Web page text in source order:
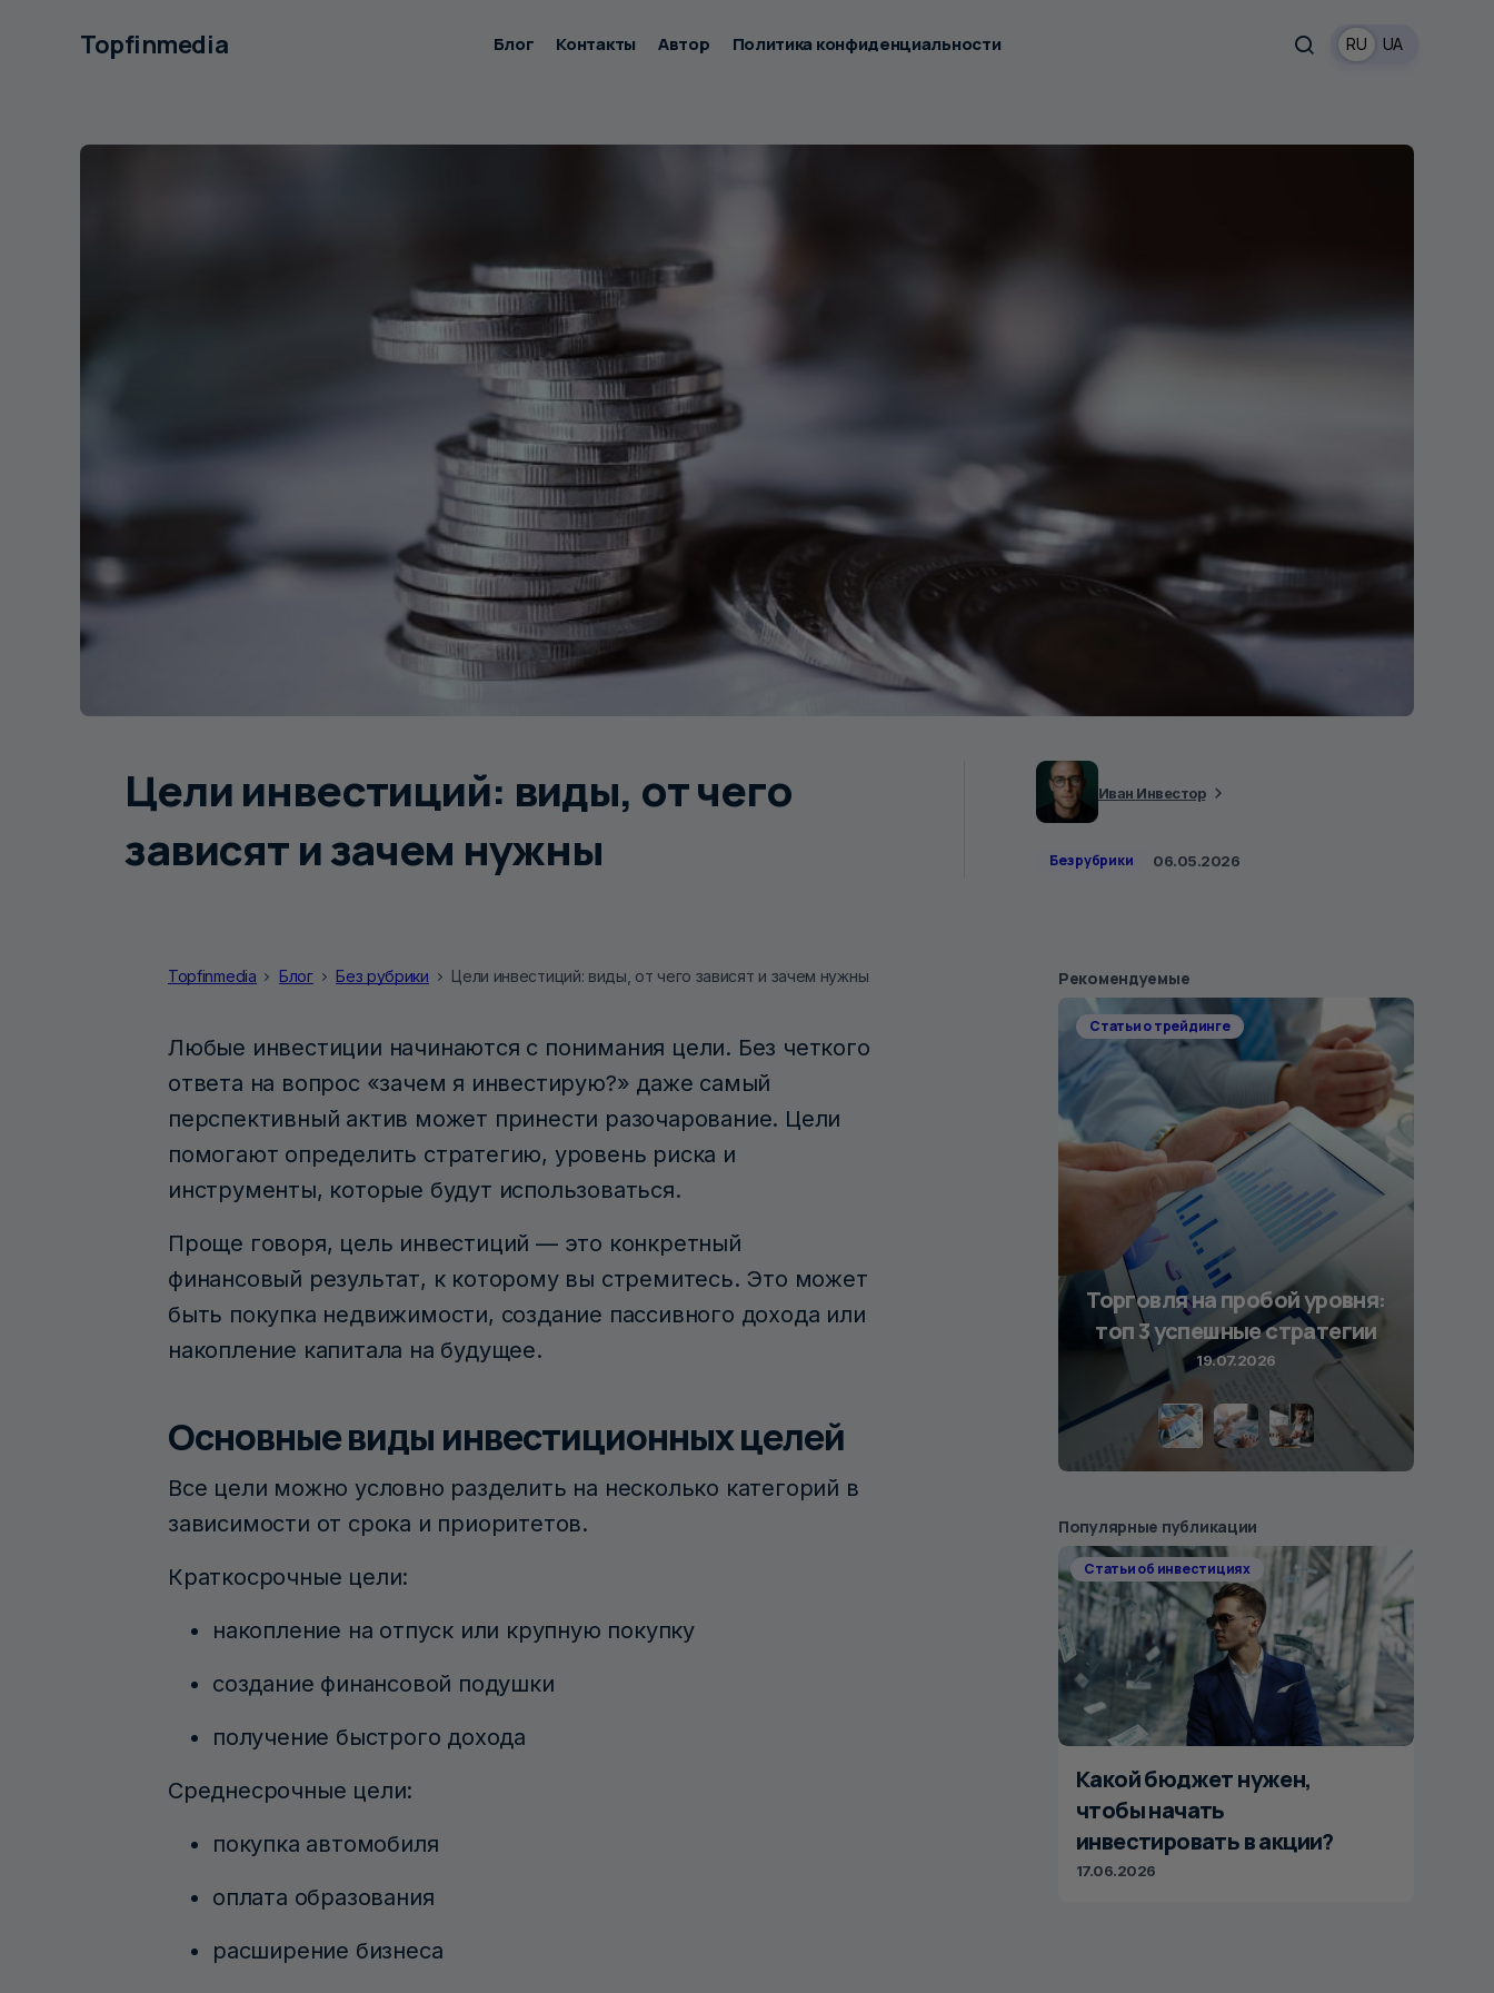
Topfinmedia Блог Контакты Автор Политика конфиденциальности RU UA
Цели инвестиций: виды, от чего
зависят и зачем нужны
Иван Инвестор
Без рубрики 06.05.2026
Topfinmedia Блог Без рубрики Цели инвестиций: виды, от чего зависят и зачем нужны
Любые инвестиции начинаются с понимания цели. Без четкого
ответа на вопрос «зачем я инвестирую?» даже самый
перспективный актив может принести разочарование. Цели
помогают определить стратегию, уровень риска и
инструменты, которые будут использоваться.
Проще говоря, цель инвестиций — это конкретный
финансовый результат, к которому вы стремитесь. Это может
быть покупка недвижимости, создание пассивного дохода или
накопление капитала на будущее.
Основные виды инвестиционных целей
Все цели можно условно разделить на несколько категорий в
зависимости от срока и приоритетов.
Краткосрочные цели:
накопление на отпуск или крупную покупку
создание финансовой подушки
получение быстрого дохода
Среднесрочные цели:
покупка автомобиля
оплата образования
расширение бизнеса
Рекомендуемые
Статьи о трейдинге
Торговля на пробой уровня:
топ 3 успешные стратегии
19.07.2026
Популярные публикации
Статьи об инвестициях
Какой бюджет нужен,
чтобы начать
инвестировать в акции?
17.06.2026